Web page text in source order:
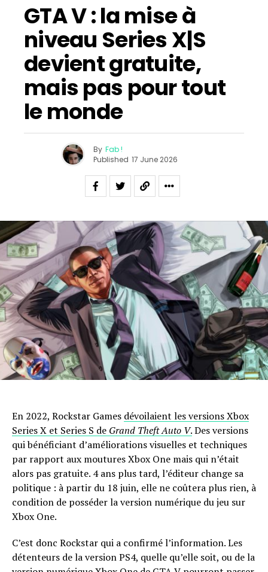
GTA V : la mise à
niveau Series X|S
devient gratuite,
mais pas pour tout
le monde
By Fab !
Published 17 June 2026
En 2022, Rockstar Games dévoilaient les versions Xbox
Series X et Series S de Grand Theft Auto V.Des versions
qui bénéficiant d’améliorations visuelles et techniques
par rapport aux moutures Xbox One mais qui n’était
alors pas gratuite. 4 ans plus tard, l’éditeur change sa
politique : à partir du 18 juin, elle ne coûtera plus rien, à
condition de posséder la version numérique du jeu sur
Xbox One.
C’est donc Rockstar qui a confirmé l’information. Les
détenteurs de la version PS4, quelle qu’elle soit, ou de la